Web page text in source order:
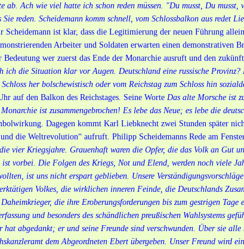
Ach wie viel hatte ich schon reden müssen. "Du musst, Du musst,
reden. Scheidemann komm schnell, vom Schlossbalkon aus redet
Scheidemann ist klar, dass die Legitimierung der neuen Führung
Arbeiter und Soldaten erwarten einen demonstrativen
wer zuerst das Ende der Monarchie ausruft und den
ich die Situation klar vor Augen. Deutschland eine russische
her bolschewistisch oder vom Reichstag zum Schloss hin
auf den Balkon des Reichstages. Seine Worte Das alte Morsche ist
ist zusammengebrochen! Es lebe das Neue; es lebe die
Dagegen kommt Karl Liebknecht zwei Stunden später
die Weltrevolution“ aufruft. Philipp Scheidemanns Rede am Fenster
vier Kriegsjahre. Grauenhaft waren die Opfer, die das Volk an Gut
vorbei. Die Folgen des Kriegs, Not und Elend, werden noch viele
ist uns nicht erspart geblieben. Unsere
Volkes, die wirklichen inneren Feinde, die Deutschlands
die ihre Eroberungsforderungen bis zum gestrigen Tage
und besonders des schändlichen preußischen Wahlsystems
abgedankt; er und seine Freunde sind verschwunden. Über sie alle
dem Abgeordneten Ebert übergeben. Unser Freund wird